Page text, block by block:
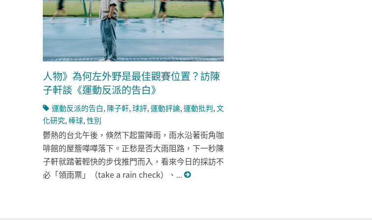
人物》為何左外野是最佳觀賽位置？訪陳
子軒談《運動反派的告白》
運動反派的告白, 陳子軒,球評,運動評論,運動批判,文
化研究,棒球,性別
鬱熱的台北午後，倏然下起雷陣雨，雨水沿著街角咖
啡館的屋簷嘩嘩落下。正愁是否大雨阻路，下一秒陳
子軒就踏著輕快的步伐推門而入，看來今日的採訪不
必「領雨票」（take a rain check）、...